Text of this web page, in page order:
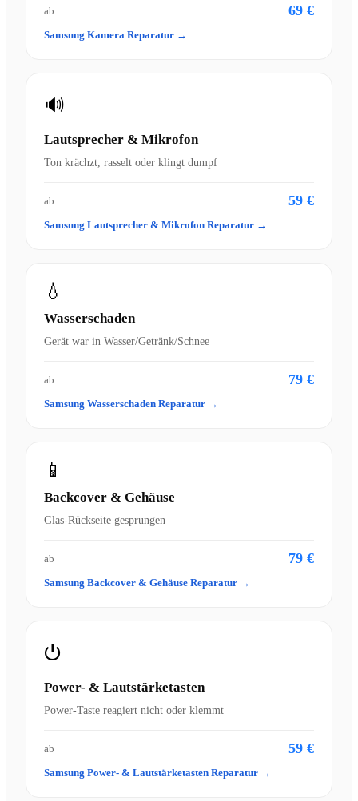
ab 69 €
Samsung Kamera Reparatur →
🔊
Lautsprecher & Mikrofon
Ton krächzt, rasselt oder klingt dumpf
ab 59 €
Samsung Lautsprecher & Mikrofon Reparatur →
💧
Wasserschaden
Gerät war in Wasser/Getränk/Schnee
ab 79 €
Samsung Wasserschaden Reparatur →
📱
Backcover & Gehäuse
Glas-Rückseite gesprungen
ab 79 €
Samsung Backcover & Gehäuse Reparatur →
⏻
Power- & Lautstärketasten
Power-Taste reagiert nicht oder klemmt
ab 59 €
Samsung Power- & Lautstärketasten Reparatur →